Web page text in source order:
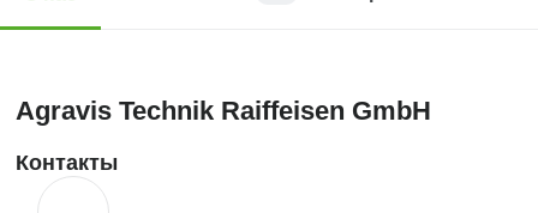
Agravis Technik Raiffeisen GmbH
Контакты